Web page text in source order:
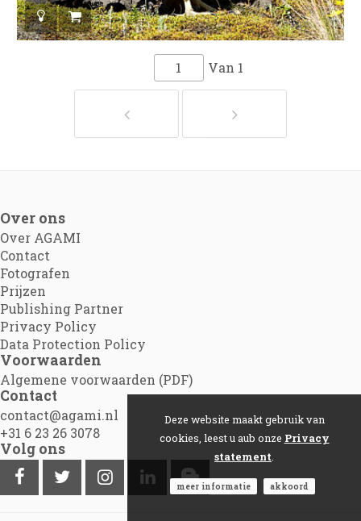
Van 1
Over ons
Over AGAMI
Contact
Fotografen
Prijzen
Publishing Partner
Privacy Policy
Data Protection Policy
Voorwaarden
Algemene voorwaarden (PDF)
Contact
contact@agami.nl
+31 6 23 26 3078
Volg ons
Deze website maakt gebruik van
cookies, leest u aub onze Privacy
statement
meer informatie akkoord